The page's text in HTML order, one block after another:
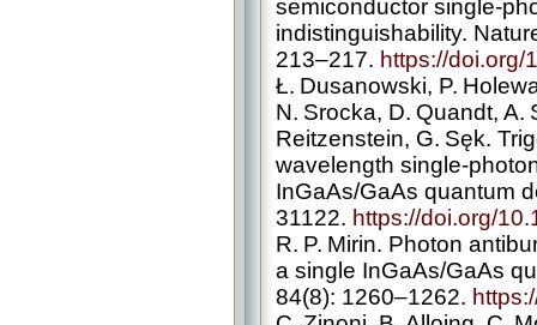
semiconductor single-­
indistinguishability.
213–217. https://
Ł. Dusanowski, P.
N. Srocka, D. Quandt, A.
Reitzenstein, G. Sęk.
wavelength single-­
InGaAs/GaAs quantum
31122. https://doi.org/
R. P. Mirin. Photon
a single InGaAs/GaAs
84(8): 1260–1262.